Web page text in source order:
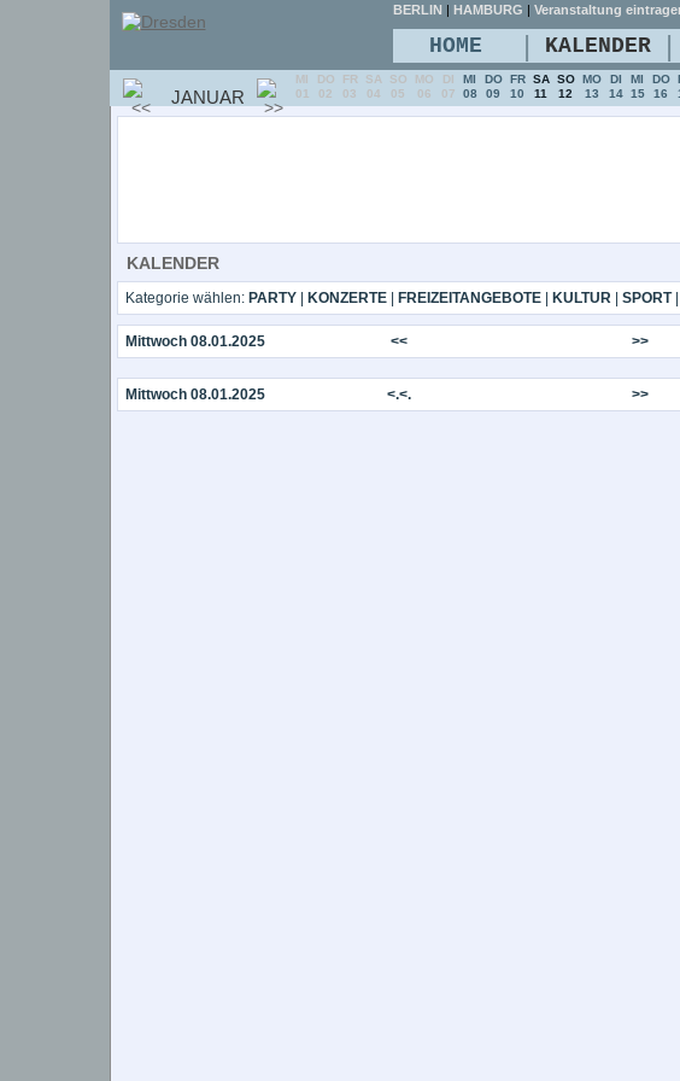
KALENDER
Kategorie wählen: PARTY| KONZERTE| FREIZEITANGEBOTE| KULTUR| SPORT|
Mittwoch 08.01.2025 << >>
Mittwoch 08.01.2025 <.<. >>
BERLIN | HAMBURG | Veranstaltung
HOME | KALENDER |
JANUAR
MI
01
DO
02
FR
03
SA
04
SO
05
MO
06
DI
07
MI
08
DO
09
FR
10
SA
11
SO
12
MO
13
DI
14
MI
15
DO
16